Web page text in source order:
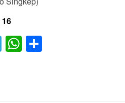
16
Telegram
WhatsApp